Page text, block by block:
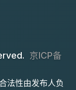
京ICP备
法性由发布人负